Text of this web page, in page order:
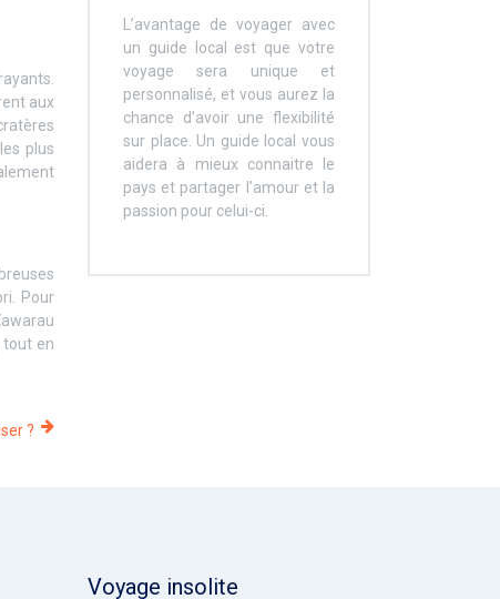
aux
plus
Pour
tout en
?
L’avantage de voyager avec
un guide local est que votre
voyage sera unique et
personnalisé, et vous aurez la
chance d’avoir une flexibilité
sur place. Un guide local vous
aidera à mieux connaitre le
pays et partager l’amour et la
passion pour celui-ci.
Voyage insolite